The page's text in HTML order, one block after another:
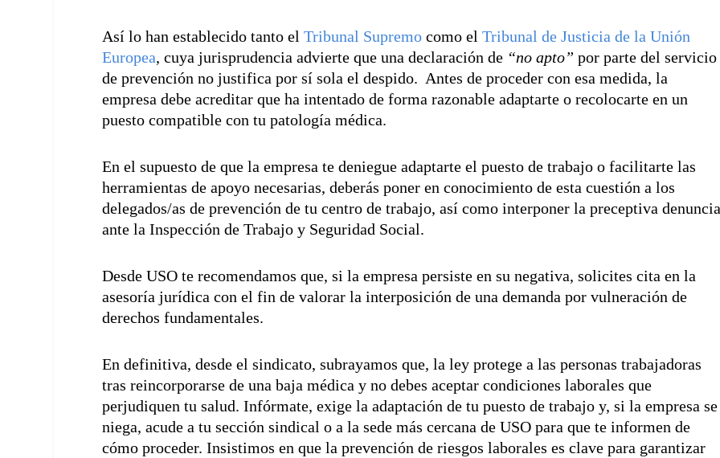
Así lo han establecido tanto elTribunal Supremo como elTribunal de Justicia de la Unión
Europea, cuya jurisprudencia advierte que una declaración de “no apto” por parte del servicio
de prevención no justifica por sí sola el despido. Antes de proceder con esa medida, la
empresa debe acreditar que ha intentado de forma razonable adaptarte o recolocarte en un
puesto compatible con tu patología médica.
En el supuesto de que la empresa te deniegue adaptarte el puesto de trabajo o facilitarte las
herramientas de apoyo necesarias, deberás poner en conocimiento de esta cuestión a los
delegados/as de prevención de tu centro de trabajo, así como interponer la preceptiva
ante la Inspección de Trabajo y Seguridad Social.
Desde USO te recomendamos que, si la empresa persiste en su negativa, solicites cita en la
asesoría jurídica con el fin de valorar la interposición de una demanda por vulneración de
derechos fundamentales.
En definitiva, desde el sindicato, subrayamos que, la ley protege a las personas trabajadoras
tras reincorporarse de una baja médica y no debes aceptar condiciones laborales que
perjudiquen tu salud. Infórmate, exige la adaptación de tu puesto de trabajo y, si la empresa se
niega, acude a tu sección sindical o a la sede más cercana de USO para que te informen de
cómo proceder. Insistimos en que la prevención de riesgos laborales es clave para garantizar